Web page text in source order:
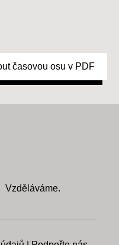
časovou osu v PDF
Vzděláváme.